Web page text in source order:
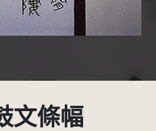
-僅限於本平台有限度公開瀏覽
文條幅